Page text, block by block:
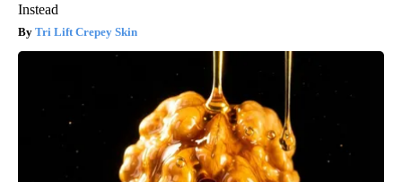
Instead
Tri Lift Crepey Skin